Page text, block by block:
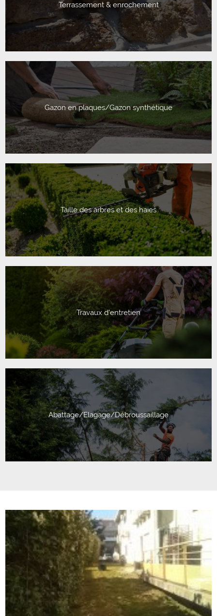
Terrassement & enrochement
Gazon en plaques/Gazon synthétique
Taille des arbres et des haies
Travaux d'entretien
Abattage/Elagage/Débroussaillage